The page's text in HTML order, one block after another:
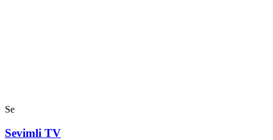
Se
Sevimli TV